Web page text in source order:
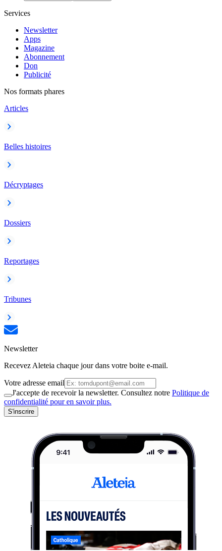
Services
Newsletter
Apps
Magazine
Abonnement
Don
Publicité
Nos formats phares
Articles
Belles histoires
Décryptages
Dossiers
Reportages
Tribunes
Newsletter
Recevez Aleteia chaque jour dans votre boite e-mail.
Votre adresse email
J'accepte de recevoir la newsletter. Consultez notre Politique de
confidentialité pour en savoir plus.
S'inscrire